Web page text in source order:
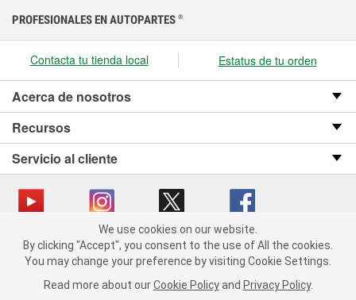
We use cookies on our website. By clicking "Accept", you consent
to the use of All the cookies.
You may change your preference by visiting Cookie Settings.
Read more about our Cookie Policy and Privacy Policy.
PROFESIONALES EN AUTOPARTES ®
Contacta tu tienda local Estatus de tu orden
Acerca de nosotros
Recursos
Servicio al cliente
Copyright © 2008-2026 O’Reilly Auto Parts v OST_3.2.0.0.729 (3) cv1361
catalog_main
Política de privacidad
Ley de transparencia en las cadenas de suministro
We use cookies on our website.
By clicking "Accept", you consent to the use of All the cookies.
You may change your preference by visiting Cookie Settings.
Read more about our Cookie Policy and Privacy Policy.